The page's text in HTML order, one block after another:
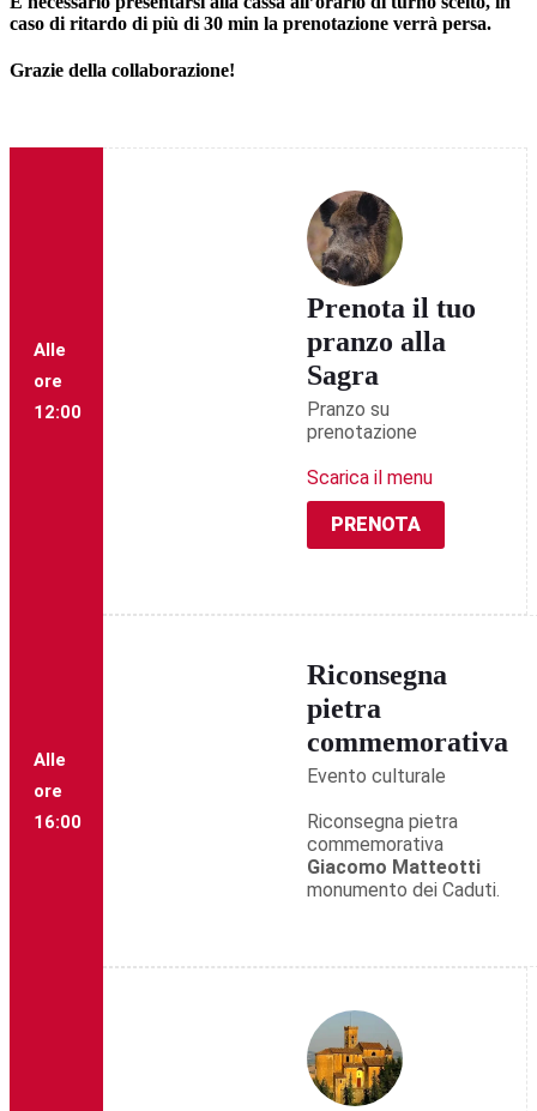
caso di ritardo di più di 30 min la prenotazione verrà persa.
Grazie della collaborazione!
Alle
ore
12:00
Prenota il tuo
pranzo alla
Sagra
Pranzo su
prenotazione
Scarica il menu
PRENOTA
Alle
ore
16:00
Riconsegna
pietra
commemorativa
Evento culturale
Riconsegna pietra
commemorativa
Giacomo Matteotti
monumento dei Caduti.